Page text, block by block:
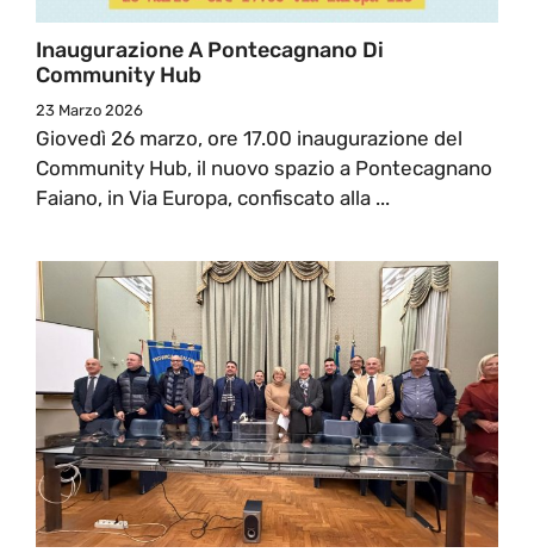
Inaugurazione A Pontecagnano Di
Community Hub
23 Marzo 2026
Giovedì 26 marzo, ore 17.00 inaugurazione del
Community Hub, il nuovo spazio a Pontecagnano
Faiano, in Via Europa, confiscato alla ...